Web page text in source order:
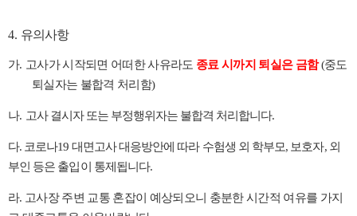
4. 유의사항
가. 고사가 시작되면 어떠한 사유라도 종료 시까지 퇴실은 금함(중도
퇴실자는 불합격 처리함)
나. 고사 결시자 또는 부정행위자는 불합격 처리합니다.
다. 코로나19 대면고사 대응방안에 따라 수험생 외 학부모, 보호자, 외
부인 등은 출입이 통제됩니다.
라. 고사장 주변 교통 혼잡이 예상되오니 충분한 시간적 여유를 가지